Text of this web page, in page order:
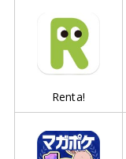
Renta!